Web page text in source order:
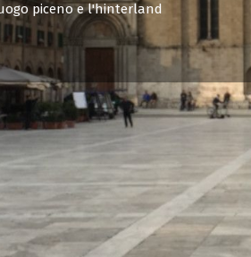
piceno e l'hinterland